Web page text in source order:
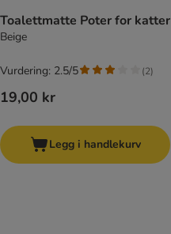
Toalettmatte Poter for katter
Beige
19,00 kr
Vurdering: 2.5/5 (2)
Legg i handlekurv